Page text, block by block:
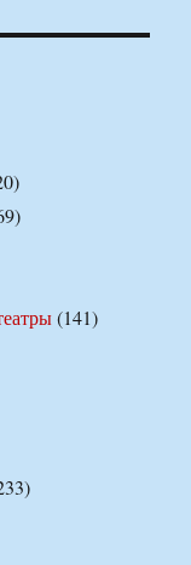
(141)